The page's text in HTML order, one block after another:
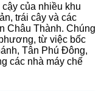
của nhiều khu
trái cây và các
Châu Thành. Chúng
từ việc bốc
Tân Phú Đông,
các nhà máy chế